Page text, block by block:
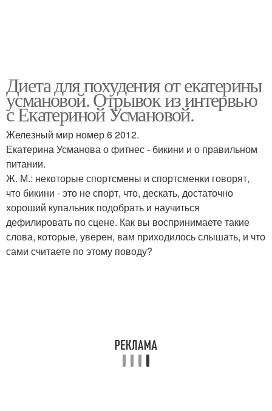
Диета для похудения от екатерины
усмановой. Отрывок из интервью
с Екатериной Усмановой.
Железный мир номер 6 2012.
Екатерина Усманова о фитнес - бикини и о правильном
питании.
Ж. М.: некоторые спортсмены и спортсменки говорят,
что бикини - это не спорт, что, дескать, достаточно
хороший купальник подобрать и научиться
дефилировать по сцене. Как вы воспринимаете такие
слова, которые, уверен, вам приходилось слышать, и что
сами считаете по этому поводу?